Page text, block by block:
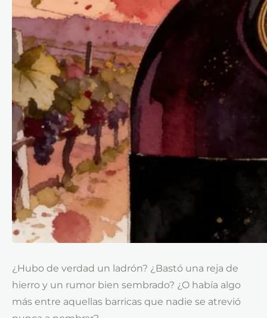
¿Hubo de verdad un ladrón? ¿Bastó una reja de
hierro y un rumor bien sembrado? ¿O había algo
más entre aquellas barricas que nadie se atrevió